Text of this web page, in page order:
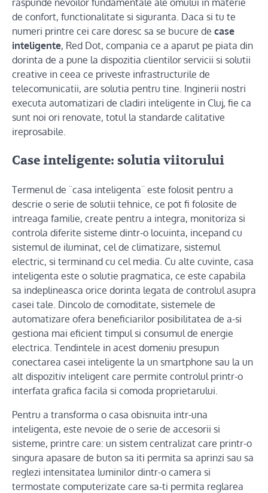
raspunde nevoilor fundamentale ale omului in materie
de confort, functionalitate si siguranta. Daca si tu te
numeri printre cei care doresc sa se bucure de case
inteligente, Red Dot, compania ce a aparut pe piata din
dorinta de a pune la dispozitia clientilor servicii si solutii
creative in ceea ce priveste infrastructurile de
telecomunicatii, are solutia pentru tine. Inginerii nostri
executa automatizari de cladiri inteligente in Cluj, fie ca
sunt noi ori renovate, totul la standarde calitative
ireprosabile.
Case inteligente: solutia viitorului
Termenul de ¨casa inteligenta¨ este folosit pentru a
descrie o serie de solutii tehnice, ce pot fi folosite de
intreaga familie, create pentru a integra, monitoriza si
controla diferite sisteme dintr-o locuinta, incepand cu
sistemul de iluminat, cel de climatizare, sistemul
electric, si terminand cu cel media. Cu alte cuvinte, casa
inteligenta este o solutie pragmatica, ce este capabila
sa indeplineasca orice dorinta legata de controlul asupra
casei tale. Dincolo de comoditate, sistemele de
automatizare ofera beneficiarilor posibilitatea de a-si
gestiona mai eficient timpul si consumul de energie
electrica. Tendintele in acest domeniu presupun
conectarea casei inteligente la un smartphone sau la un
alt dispozitiv inteligent care permite controlul printr-o
interfata grafica facila si comoda proprietarului.
Pentru a transforma o casa obisnuita intr-una
inteligenta, este nevoie de o serie de accesorii si
sisteme, printre care: un sistem centralizat care printr-o
singura apasare de buton sa iti permita sa aprinzi sau sa
reglezi intensitatea luminilor dintr-o camera si
termostate computerizate care sa-ti permita reglarea